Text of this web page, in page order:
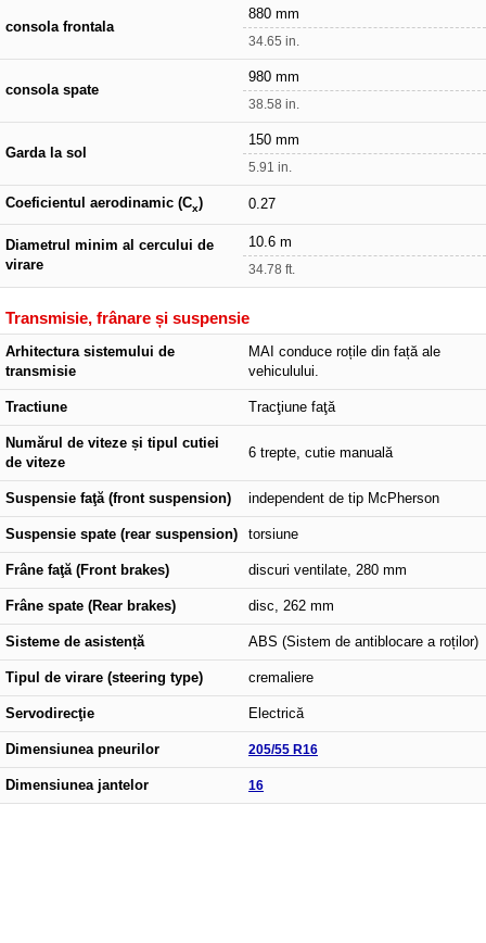
consola frontala
880 mm
34.65 in.
consola spate
980 mm
38.58 in.
Garda la sol
150 mm
5.91 in.
Coeficientul aerodinamic (Cx) 0.27
Diametrul minim al cercului de
virare
10.6 m
34.78 ft.
Transmisie, frânare și suspensie
Arhitectura sistemului de
transmisie
MAI conduce roțile din față ale
vehiculului.
Tractiune Tracţiune faţă
Numărul de viteze și tipul cutiei
de viteze
6 trepte, cutie manuală
Suspensie faţă (front suspension) independent de tip McPherson
Suspensie spate (rear suspension) torsiune
Frâne faţă (Front brakes) discuri ventilate, 280 mm
Frâne spate (Rear brakes) disc, 262 mm
Sisteme de asistență ABS (Sistem de antiblocare a roților)
Tipul de virare (steering type) cremaliere
Servodirecţie Electrică
Dimensiunea pneurilor 205/55 R16
Dimensiunea jantelor 16